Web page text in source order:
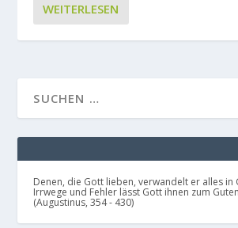
WEITERLESEN
Denen, die Gott lieben, verwandelt er alles in
Irrwege und Fehler lässt Gott ihnen zum
(Augustinus, 354 - 430)